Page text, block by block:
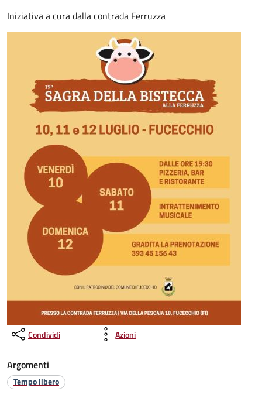
Iniziativa a cura dalla contrada Ferruzza
Condividi Azioni
Argomenti
Tempo libero